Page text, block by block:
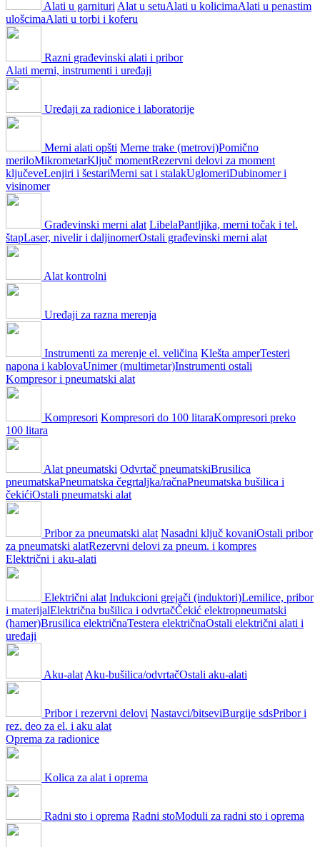
Alati u garnituri Alat u setuAlati u kolicimaAlati u penastim
ulošcimaAlati u torbi i koferu
Razni građevinski alati i pribor
Alati merni, instrumenti i uređaji
Uređaji za radionice i laboratorije
Merni alati opšti Merne trake (metrovi)Pomično
meriloMikrometarKljuč momentRezervni delovi za moment
ključeveLenjiri i šestariMerni sat i stalakUglomeriDubinomer i
visinomer
Građevinski merni alat LibelaPantljika, merni točak i tel.
štapLaser, nivelir i daljinomerOstali građevinski merni alat
Alat kontrolni
Uređaji za razna merenja
Instrumenti za merenje el. veličina Klešta amperTesteri
napona i kablovaUnimer (multimetar)Instrumenti ostali
Kompresor i pneumatski alat
Kompresori Kompresori do 100 litaraKompresori preko
100 litara
Alat pneumatski Odvrtač pneumatskiBrusilica
pneumatskaPneumatska čegrtaljka/račnaPneumatska bušilica i
čekićiOstali pneumatski alat
Pribor za pneumatski alat Nasadni ključ kovaniOstali pribor
za pneumatski alatRezervni delovi za pneum. i kompres
Električni i aku-alati
Električni alat Indukcioni grejači (induktori)Lemilice, pribor
i materijalElektrična bušilica i odvrtačČekić elektropneumatski
(hamer)Brusilica električnaTestera električnaOstali električni alati i
uređaji
Aku-alat Aku-bušilica/odvrtačOstali aku-alati
Pribor i rezervni delovi Nastavci/bitseviBurgije sdsPribor i
rez. deo za el. i aku alat
Oprema za radionice
Kolica za alat i oprema
Radni sto i oprema Radni stoModuli za radni sto i oprema